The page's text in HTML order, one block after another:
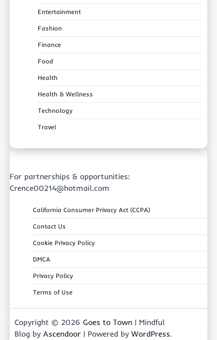
Entertainment
Fashion
Finance
Food
Health
Health & Wellness
Technology
Travel
For partnerships & opportunities:
Crence00214@hotmail.com
California Consumer Privacy Act (CCPA)
Contact Us
Cookie Privacy Policy
DMCA
Privacy Policy
Terms of Use
Copyright © 2026 Goes to Town | Mindful
Blog by Ascendoor | Powered by WordPress.